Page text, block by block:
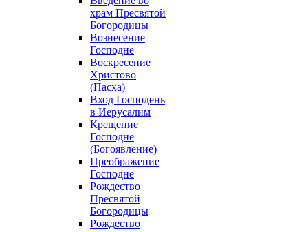
храм Пресвятой
Богородицы
Вознесение
Господне
Воскресение
Христово
(Пасха)
Вход Господень
в Иерусалим
Крещение
Господне
(Богоявление)
Преображение
Господне
Рождество
Пресвятой
Богородицы
Рождество